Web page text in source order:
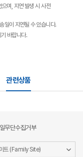
며, 지연 발생 시 사전
일이 지연될 수 있습니다.
바랍니다.
관련상품
무단수집거부